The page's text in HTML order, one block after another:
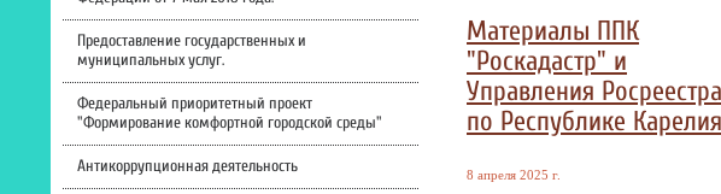
Предоставление государственных и
муниципальных услуг.
Федеральный приоритетный проект
"Формирование комфортной городской среды"
Антикоррупционная деятельность
Материалы ППК
"Роскадастр" и
Управления Росреестра
по Республике
8 апреля 2025 г.